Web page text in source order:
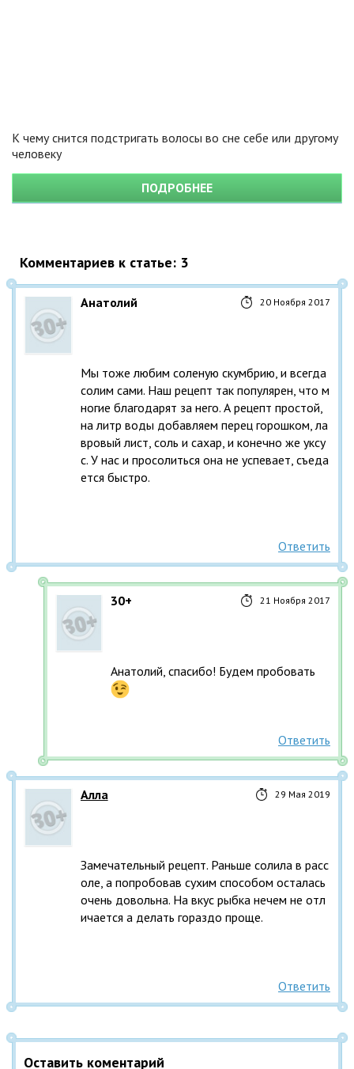
К чему снится подстригать волосы во сне себе или другому
человеку
ПОДРОБНЕЕ
Комментариев к статье: 3
Анатолий 20 Ноября 2017
Мы тоже любим соленую скумбрию, и всегда
солим сами. Наш рецепт так популярен, что м
ногие благодарят за него. А рецепт простой,
на литр воды добавляем перец горошком, ла
вровый лист, соль и сахар, и конечно же уксу
с. У нас и просолиться она не успевает, съеда
ется быстро.
Ответить
30+ 21 Ноября 2017
Анатолий, спасибо! Будем пробовать
Ответить
Aлла 29 Мая 2019
Замечательный рецепт. Раньше солила в расс
оле, а попробовав сухим способом осталась
очень довольна. На вкус рыбка нечем не отл
ичается а делать гораздо проще.
Ответить
Оставить коментарий